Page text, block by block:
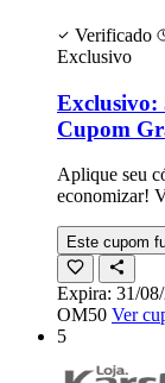
Verificado
Exclusivo
Exclusivo:
Cupom
Aplique seu
economizar!
Este cupom
Expira: 31/
OM50 Ver
5